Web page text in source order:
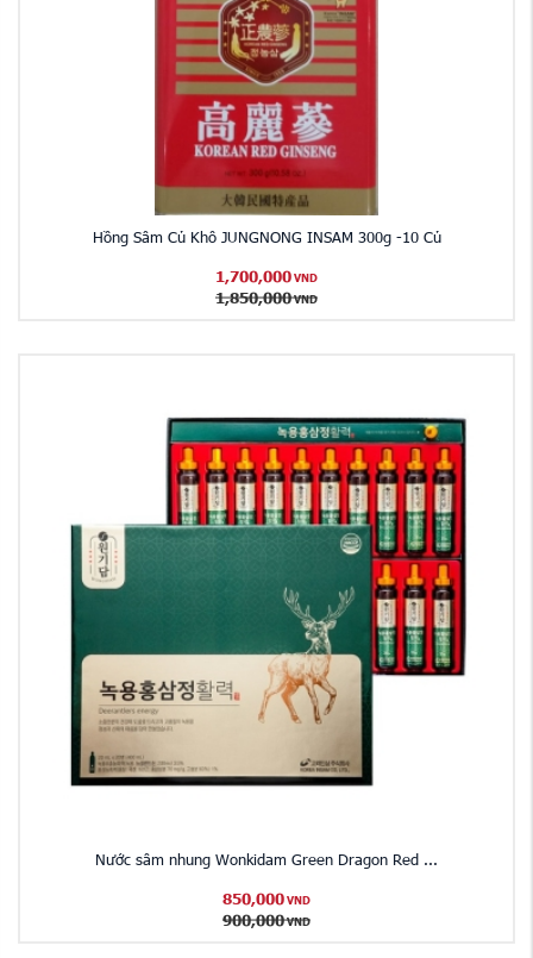
Hồng Sâm Củ Khô JUNGNONG INSAM 300g -10 Củ
1,700,000 VND
1,850,000 VND
Nước sâm nhung Wonkidam Green Dragon Red ...
850,000 VND
900,000 VND